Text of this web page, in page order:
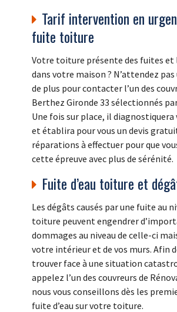
Tarif intervention en
fuite toiture
Votre toiture présente des fuites et
dans votre maison ? N’attendez
de plus pour contacter l’un des
Berthez Gironde 33 sélectionnés
Une fois sur place, il
et établira pour vous un devis
réparations à effectuer pour que
cette épreuve avec plus de sérénité.
Fuite d’eau toiture et
Les dégâts causés par une fuite au
toiture peuvent engendrer
dommages au niveau de celle-ci
votre intérieur et de vos murs. Afin
trouver face à une situation
appelez l’un des couvreurs de
nous vous conseillons dès les
fuite d’eau sur votre toiture.